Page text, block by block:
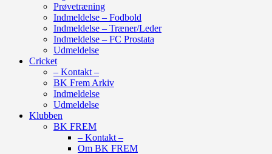
Prøvetræning
Indmeldelse – Fodbold
Indmeldelse – Træner/Leder
Indmeldelse – FC Prostata
Udmeldelse
Cricket
– Kontakt –
BK Frem Arkiv
Indmeldelse
Udmeldelse
Klubben
BK FREM
– Kontakt –
Om BK FREM